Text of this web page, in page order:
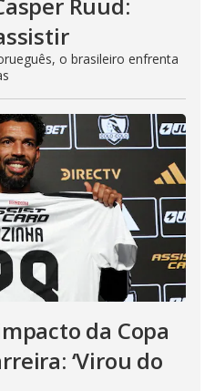
o brasileiro enfrenta
da Copa
‘Virou do